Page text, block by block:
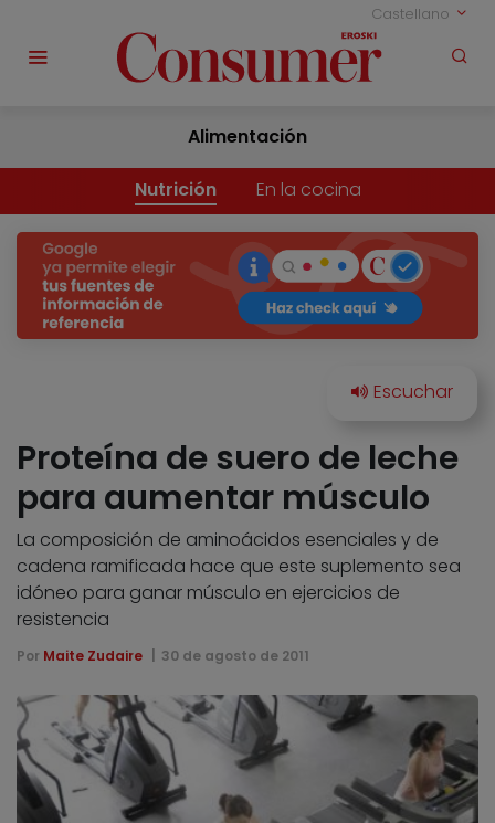
Castellano
Alimentación
Nutrición En la cocina
Proteína de suero de leche
para aumentar músculo
La composición de aminoácidos esenciales y de
cadena ramificada hace que este suplemento sea
idóneo para ganar músculo en ejercicios de
resistencia
Por Maite Zudaire 30 de agosto de 2011